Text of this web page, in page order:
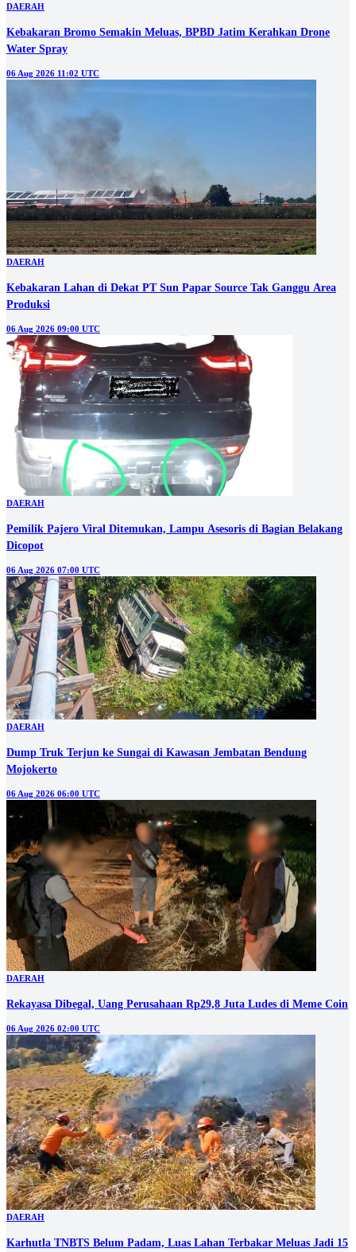
DAERAH
Kebakaran Bromo Semakin Meluas, BPBD Jatim Kerahkan Drone
Water Spray
06 Aug 2026 11:02 UTC
DAERAH
Kebakaran Lahan di Dekat PT Sun Papar Source Tak Ganggu Area
Produksi
06 Aug 2026 09:00 UTC
DAERAH
Pemilik Pajero Viral Ditemukan, Lampu Asesoris di Bagian Belakang
Dicopot
06 Aug 2026 07:00 UTC
DAERAH
Dump Truk Terjun ke Sungai di Kawasan Jembatan Bendung
Mojokerto
06 Aug 2026 06:00 UTC
DAERAH
Rekayasa Dibegal, Uang Perusahaan Rp29,8 Juta Ludes di Meme Coin
06 Aug 2026 02:00 UTC
DAERAH
Karhutla TNBTS Belum Padam, Luas Lahan Terbakar Meluas Jadi 15